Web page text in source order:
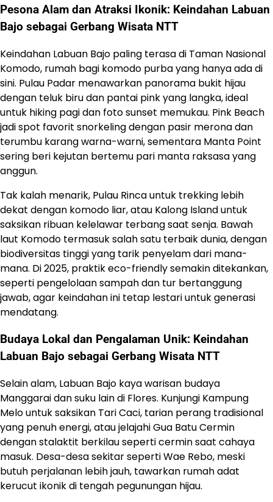
Pesona Alam dan Atraksi Ikonik: Keindahan Labuan
Bajo sebagai Gerbang Wisata NTT
Keindahan Labuan Bajo paling terasa di Taman Nasional
Komodo, rumah bagi komodo purba yang hanya ada di
sini. Pulau Padar menawarkan panorama bukit hijau
dengan teluk biru dan pantai pink yang langka, ideal
untuk hiking pagi dan foto sunset memukau. Pink Beach
jadi spot favorit snorkeling dengan pasir merona dan
terumbu karang warna-warni, sementara Manta Point
sering beri kejutan bertemu pari manta raksasa yang
anggun.
Tak kalah menarik, Pulau Rinca untuk trekking lebih
dekat dengan komodo liar, atau Kalong Island untuk
saksikan ribuan kelelawar terbang saat senja. Bawah
laut Komodo termasuk salah satu terbaik dunia, dengan
biodiversitas tinggi yang tarik penyelam dari mana-
mana. Di 2025, praktik eco-friendly semakin ditekankan,
seperti pengelolaan sampah dan tur bertanggung
jawab, agar keindahan ini tetap lestari untuk generasi
mendatang.
Budaya Lokal dan Pengalaman Unik: Keindahan
Labuan Bajo sebagai Gerbang Wisata NTT
Selain alam, Labuan Bajo kaya warisan budaya
Manggarai dan suku lain di Flores. Kunjungi Kampung
Melo untuk saksikan Tari Caci, tarian perang tradisional
yang penuh energi, atau jelajahi Gua Batu Cermin
dengan stalaktit berkilau seperti cermin saat cahaya
masuk. Desa-desa sekitar seperti Wae Rebo, meski
butuh perjalanan lebih jauh, tawarkan rumah adat
kerucut ikonik di tengah pegunungan hijau.